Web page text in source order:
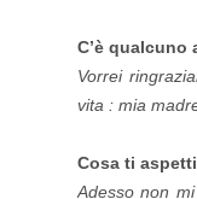
C’è qualcuno
Vorrei
vita : mia
Cosa ti
Adesso non